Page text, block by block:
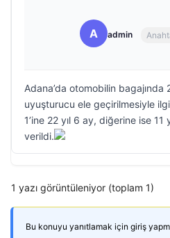
A admin
Adana’da otomobilin
uyuşturucu ele geçirilmesiyle
1’ine 22 yıl 6 ay, diğerine ise 11
verildi.
1 yazı görüntüleniyor (toplam 1)
Bu konuyu yanıtlamak için giriş